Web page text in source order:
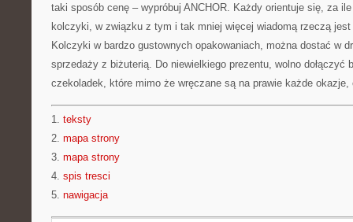
taki sposób cenę – wypróbuj ANCHOR. Każdy orientuje się, za
kolczyki, w związku z tym i tak mniej więcej wiadomą rzeczą jest
Kolczyki w bardzo gustownych opakowaniach, można dostać w
sprzedaży z biżuterią. Do niewielkiego prezentu, wolno dołączyć
czekoladek, które mimo że wręczane są na prawie każde okazje,
1. teksty
2. mapa strony
3. mapa strony
4. spis tresci
5. nawigacja